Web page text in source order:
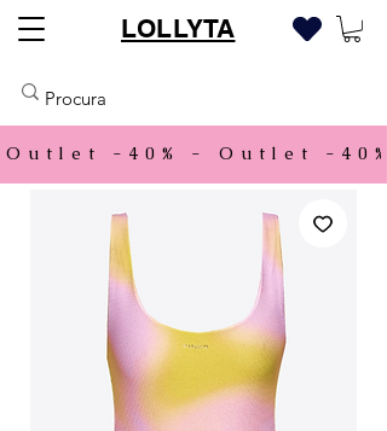
LOLLYTA
Outlet -40% -